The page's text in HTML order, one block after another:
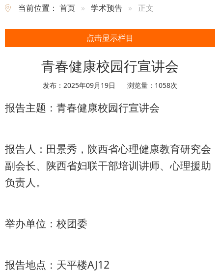
当前位置： 首页 学术预告 正文
点击显示栏目
青春健康校园行宣讲会
发布：2025年09月19日 浏览量： 1058次
报告主题：青春健康校园行宣讲会
报告人：田景秀，陕西省心理健康教育研究会
副会长、陕西省妇联干部培训讲师、心理援助
负责人。
举办单位：校团委
报告地点：天平楼AJ12